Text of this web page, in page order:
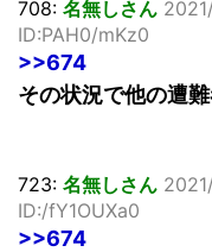
708: 名無しさん
ID:PAH0/mKz0
>>674
その状況で他の遭
723: 名無しさん
ID:/fY1OUXa0
>>674